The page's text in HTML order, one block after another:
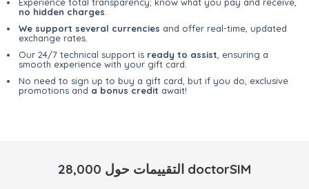
no hidden charges
We support several currencies and offer real-time, updated
exchange rates.
Our 24/7 technical support is ready to assist , ensuring a
smooth experience with your gift card.
No need to sign up to buy a gift card, but if you do, exclusive
promotions and a bonus credit await!
28,000 التقييمات حول doctorSIM